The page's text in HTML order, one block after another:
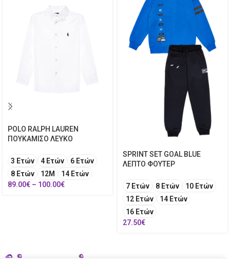
POLO RALPH LAUREN
ΠΟΥΚΑΜΙΣΟ ΛΕΥΚΟ
3 Ετών 4 Ετών
6 Ετών
8 Ετών
12Μ
14 Ετών
89.00€ – 100.00€
SPRINT SET GOAL BLUE
ΛΕΠΤΟ ΦΟΥΤΕΡ
7 Ετών 8 Ετών
10 Ετών
12 Ετών
14 Ετών
16 Ετών
27.50€